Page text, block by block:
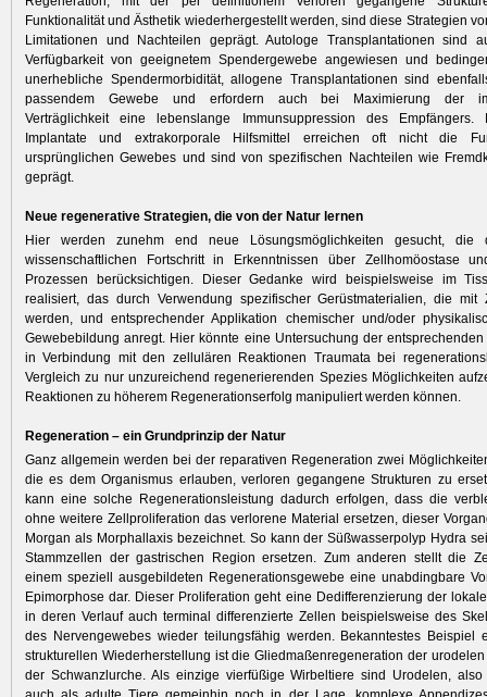
Funktionalität und Ästhetik wiederhergestellt werden, sind diese Strategien
Limitationen und Nachteilen geprägt. Autologe Transplantationen sind
Verfügbarkeit von geeignetem Spendergewebe angewiesen und
unerhebliche Spendermorbidität, allogene Transplantationen sind
passendem Gewebe und erfordern auch bei Maximierung der
Verträglichkeit eine lebenslange Immunsuppression des Empfängers.
Implantate und extrakorporale Hilfsmittel erreichen oft nicht die
ursprünglichen Gewebes und sind von spezifischen Nachteilen wie
geprägt.
Neue regenerative Strategien, die von der Natur lernen
Hier werden zunehm end neue Lösungsmöglichkeiten gesucht, die
wissenschaftlichen Fortschritt in Erkenntnissen über Zellhomöostase
Prozessen berücksichtigen. Dieser Gedanke wird beispielsweise im
realisiert, das durch Verwendung spezifischer Gerüstmaterialien, die mit
werden, und entsprechender Applikation chemischer und/oder
Gewebebildung anregt. Hier könnte eine Untersuchung der
in Verbindung mit den zellulären Reaktionen Traumata bei
Vergleich zu nur unzureichend regenerierenden Spezies Möglichkeiten
Reaktionen zu höherem Regenerationserfolg manipuliert werden können.
Regeneration – ein Grundprinzip der Natur
Ganz allgemein werden bei der reparativen Regeneration zwei
die es dem Organismus erlauben, verloren gegangene Strukturen zu
kann eine solche Regenerationsleistung dadurch erfolgen, dass die
ohne weitere Zellproliferation das verlorene Material ersetzen, dieser
Morgan als Morphallaxis bezeichnet. So kann der Süßwasserpolyp Hydra
Stammzellen der gastrischen Region ersetzen. Zum anderen stellt die
einem speziell ausgebildeten Regenerationsgewebe eine unabdingbare
Epimorphose dar. Dieser Proliferation geht eine Dedifferenzierung der
in deren Verlauf auch terminal differenzierte Zellen beispielsweise des
des Nervengewebes wieder teilungsfähig werden. Bekanntestes Beispiel
strukturellen Wiederherstellung ist die Gliedmaßenregeneration der
der Schwanzlurche. Als einzige vierfüßige Wirbeltiere sind Urodelen, also